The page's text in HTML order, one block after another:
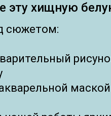
эту хищную
сюжетом:
маской